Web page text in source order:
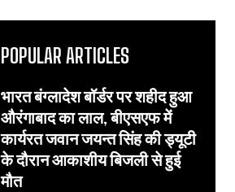
POPULAR ARTICLES
भारत बंग्लादेश बॉर्डर पर शहीद हुआ
औरंगाबाद का लाल, बीएसएफ में
कार्यरत जवान जयन्त सिंह की ड्यूटी
के दौरान आकाशीय बिजली से हुई
मौत